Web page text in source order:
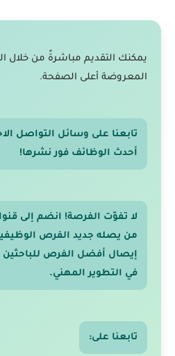
يمكنك التقديم مباشرةً من خلال
المعروضة أعلى الصفحة.
تابعنا على وسائل التواصل
أحدث الوظائف فور نشرها!
لا تفوّت الفرصة! انضم إلى
من يصله جديد الفرص
إيصال أفضل الفرص للباحثين
في التطوير المهني.
تابعنا على: